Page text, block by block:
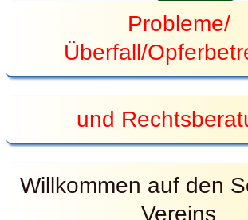
Probleme/
Überfall/
und
Willkommen auf den
Vereins